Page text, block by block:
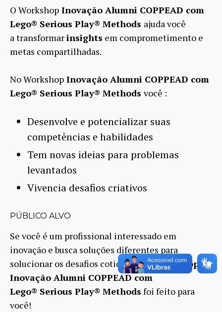
O Workshop Inovação Alumni COPPEAD com
Lego® Serious Play® Methods ajuda você
a transformarinsights em comprometimento e
metas compartilhadas.
No Workshop Inovação Alumni COPPEAD com
Lego® Serious Play® Methods você :
Desenvolve e potencializar suas
competências e habilidades
Tem novas ideias para problemas
levantados
Vivencia desafios criativos
PÚBLICO ALVO
Se você é um profissional interessado em
inovação e busca soluções diferentes para
solucionar os desafios cotidianos, oWorkshop
Inovação Alumni COPPEAD com
Lego® Serious Play® Methods foi feito para
você!